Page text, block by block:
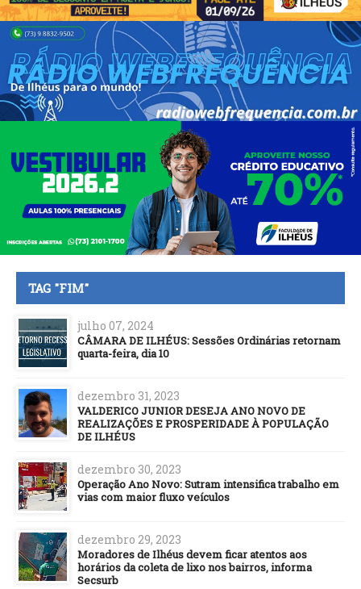
TAG "FIM"
julho 07, 2024
CÂMARA DE ILHÉUS: Sessões Ordinárias retornam
quarta-feira, dia 10
dezembro 31, 2023
VALDERICO JUNIOR DESEJA ANO NOVO DE
REALIZAÇÕES E PROSPERIDADE À POPULAÇÃO
DE ILHÉUS
dezembro 30, 2023
Operação Ano Novo: Sutram intensifica trabalho em
vias com maior fluxo veículos
dezembro 29, 2023
Moradores de Ilhéus devem ficar atentos aos
horários da coleta de lixo nos bairros, informa
Secsurb